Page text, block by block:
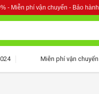
- Miễn phí vận chuyển - Bảo
Miễn phí vận chuyển